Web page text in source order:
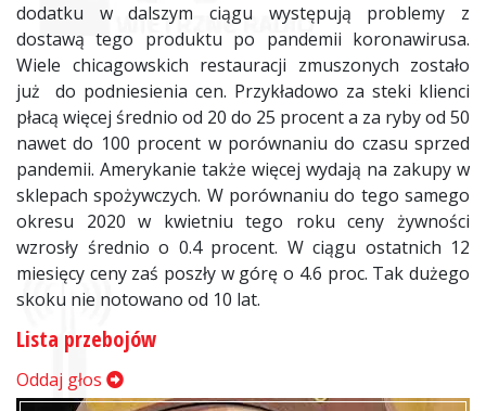
dodatku w dalszym ciągu występują problemy z
dostawą tego produktu po pandemii koronawirusa.
Wiele chicagowskich restauracji zmuszonych zostało
już do podniesienia cen. Przykładowo za steki klienci
płacą więcej średnio od 20 do 25 procent a za ryby od 50
nawet do 100 procent w porównaniu do czasu sprzed
pandemii. Amerykanie także więcej wydają na zakupy w
sklepach spożywczych. W porównaniu do tego samego
okresu 2020 w kwietniu tego roku ceny żywności
wzrosły średnio o 0.4 procent. W ciągu ostatnich 12
miesięcy ceny zaś poszły w górę o 4.6 proc. Tak dużego
skoku nie notowano od 10 lat.
Lista przebojów
Oddaj głos